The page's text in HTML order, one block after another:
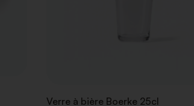
Verre à bière Boerke 25cl